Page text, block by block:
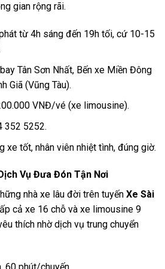
gian rộng rãi.
từ 4h sáng đến 19h tối, cứ 10-15
Tân Sơn Nhất, Bến xe Miền Đông
Giã (Vũng Tàu).
VNĐ/vé (xe limousine).
352 5252.
xe tốt, nhân viên nhiệt tình, đúng giờ.
Vụ Đưa Đón Tận Nơi
nhà xe lâu đời trên tuyến Xe Sài
cả xe 16 chỗ và xe limousine 9
thích nhờ dịch vụ trung chuyển